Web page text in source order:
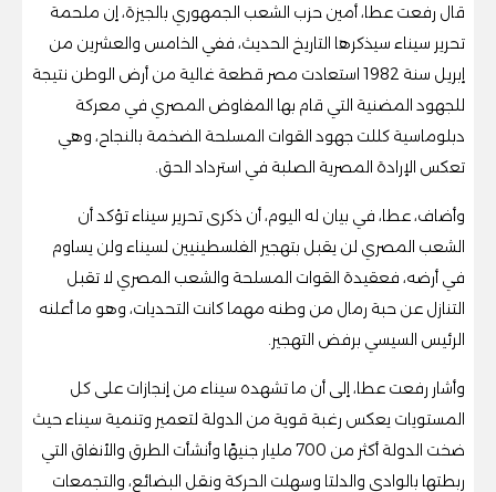
قال رفعت عطا، أمين حزب الشعب الجمهوري بالجيزة، إن ملحمة
تحرير سيناء سيذكرها التاريخ الحديث، ففي الخامس والعشرين من
إبريل سنة 1982 استعادت مصر قطعة غالية من أرض الوطن نتيجة
للجهود المضنية التي قام بها المفاوض المصري في معركة
دبلوماسية كللت جهود القوات المسلحة الضخمة بالنجاح، وهي
تعكس الإرادة المصرية الصلبة في استرداد الحق.
وأضاف، عطا، في بيان له اليوم، أن ذكرى تحرير سيناء تؤكد أن
الشعب المصري لن يقبل بتهجير الفلسطينيين لسيناء ولن يساوم
في أرضه، فعقيدة القوات المسلحة والشعب المصري لا تقبل
التنازل عن حبة رمال من وطنه مهما كانت التحديات، وهو ما أعلنه
الرئيس السيسي برفض التهجير.
وأشار رفعت عطا، إلى أن ما تشهده سيناء من إنجازات على كل
المستويات يعكس رغبة قوية من الدولة لتعمير وتنمية سيناء حيث
ضخت الدولة أكثر من 700 مليار جنيهًا وأنشأت الطرق والأنفاق التي
ربطتها بالوادي والدلتا وسهلت الحركة ونقل البضائع، والتجمعات